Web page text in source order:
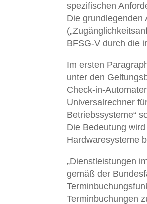
spezifischen
Die grundlegenden
BFSG-V durch die
Im ersten
unter den
Check-in-
Universalrechner
Betriebssysteme“
Die Bedeutung
Hardwaresysteme
„Dienstleistungen
gemäß der
Terminbuchungen